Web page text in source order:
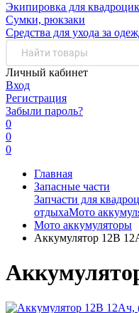
Экипировка для
Сумки, рюкзаки
Средства для ухода за
Личный кабинет
Вход
Регистрация
Забыли пароль?
0
0
0
Главная
Запасные части
Запчасти для
отдыхаМото
Мото аккумуляторы
Аккумулятор 12В